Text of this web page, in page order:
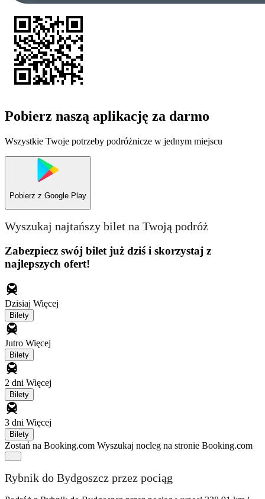
Pobierz naszą aplikację za darmo
Wszystkie Twoje potrzeby podróżnicze w jednym miejscu
Pobierz z Google Play
Wyszukaj najtańszy bilet na Twoją podróż
Zabezpiecz swój bilet już dziś i skorzystaj z
najlepszych ofert!
Dzisiaj Więcej
Bilety
Jutro Więcej
Bilety
2 dni Więcej
Bilety
3 dni Więcej
Bilety
Zostań na Booking.com Wyszukaj nocleg na stronie Booking.com
Rybnik do Bydgoszcz przez pociąg